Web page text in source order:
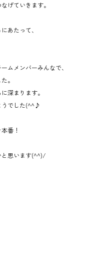
げていきます。
あたって、
ムメンバーみんなで、
。
深まります。
うでした(^^♪
番！
と思います(^^)/